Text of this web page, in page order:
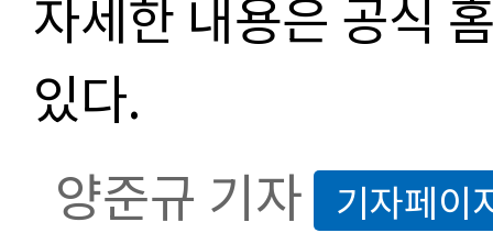
자세한 내용은 공식
있다.
양준규 기자 기자페이